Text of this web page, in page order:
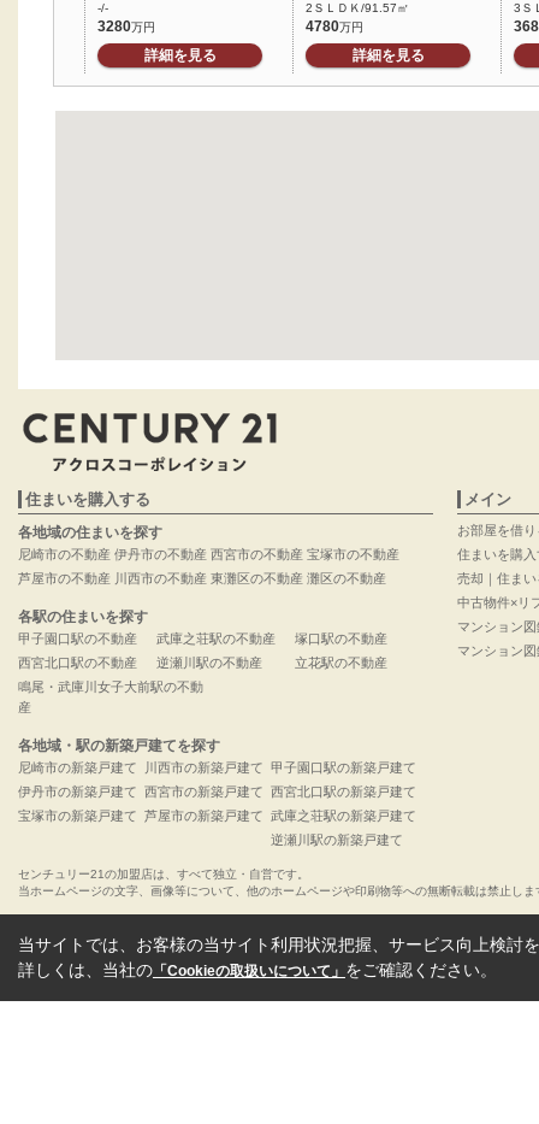
-/-
3280万円
詳細を見る
2ＳＬＤＫ/91.57㎡
4780万円
詳細を見る
3Ｓ
住まいを購入する
各地域の住まいを探す
尼崎市の不動産
芦屋市の不動産
伊丹市の不動産
川西市の不動産
西宮市の不動産
東灘区の不動産
宝塚市の不動産
灘区の不動産
各駅の住まいを探す
甲子園口駅の不動産
西宮北口駅の不動産
武庫之荘駅の不動産
逆瀬川駅の不動産
塚口駅の不動産
立花駅の不動産
鳴尾・武庫川女子大前駅の不動
産
各地域・駅の新築戸建てを探す
尼崎市の新築戸建て
伊丹市の新築戸建て
宝塚市の新築戸建て
川西市の新築戸建て
西宮市の新築戸建て
芦屋市の新築戸建て
甲子園口駅の新築戸建て
西宮北口駅の新築戸建て
武庫之荘駅の新築戸建て
逆瀬川駅の新築戸建て
メイン
お部屋を借り
住まいを購入
売却｜住ま
中古物件×リ
マンション
マンション
センチュリー21の加盟店は、すべて独立・自営です。
当ホームページの文字、画像等について、他のホームページや印刷物等への無断転載は禁止しま
当サイトでは、お客様の当サイト利用状況把握、サービス向上検討
詳しくは、当社の 「Cookieの取扱いについて」 をご確認ください。